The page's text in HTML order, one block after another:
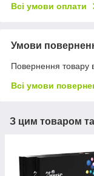
Всі умови оплати
Умови
Повернення товару
Всі умови
З цим товаром